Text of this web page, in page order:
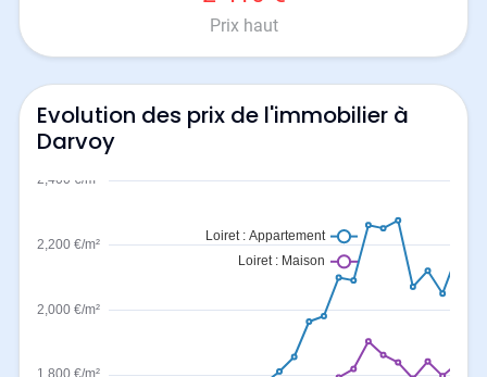
Prix haut
Evolution des prix de l'immobilier à
Darvoy